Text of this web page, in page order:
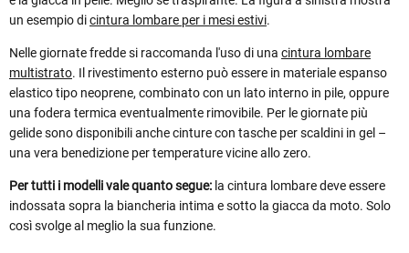
un esempio dicintura lombare per i mesi estivi.
Nelle giornate fredde si raccomanda l'uso di una cintura lombare
multistrato. Il rivestimento esterno può essere in materiale espanso
elastico tipo neoprene, combinato con un lato interno in pile, oppure
una fodera termica eventualmente rimovibile. Per le giornate più
gelide sono disponibili anche cinture con tasche per scaldini in gel –
una vera benedizione per temperature vicine allo zero.
Per tutti i modelli vale quanto segue: la cintura lombare deve essere
indossata sopra la biancheria intima e sotto la giacca da moto. Solo
così svolge al meglio la sua funzione.